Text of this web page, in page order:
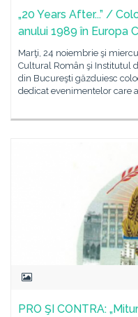
„20 Years After...” /
anului 1989 în Europa
Marţi, 24 noiembrie şi
Cultural Român şi Institutul
din Bucureşti găzduiesc
dedicat evenimentelor care
PRO ŞI CONTRA: